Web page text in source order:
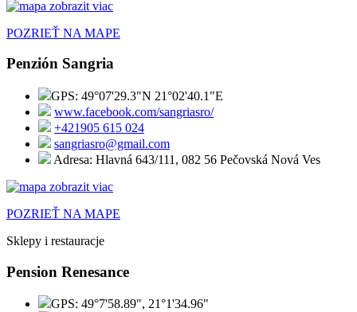
POZRIEŤ NA MAPE
Penzión Sangria
GPS: 49°07'29.3"N 21°02'40.1"E
www.facebook.com/sangriasro/
+421905 615 024
sangriasro@gmail.com
Adresa: Hlavná 643/111, 082 56 Pečovská Nová Ves
POZRIEŤ NA MAPE
Sklepy i restauracje
Pension Renesance
GPS: 49°7'58.89", 21°1'34.96"